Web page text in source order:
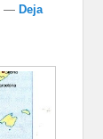
— Deja